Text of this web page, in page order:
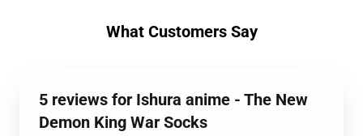
What Customers Say
5 reviews for Ishura anime - The New
Demon King War Socks